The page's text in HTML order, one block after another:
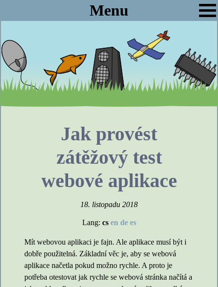
Menu
Jak provést
zátěžový test
webové aplikace
18. listopadu 2018
Lang: cs en de es
Mít webovou aplikaci je fajn. Ale aplikace musí být i
dobře použitelná. Základní věc je, aby se webová
aplikace načetla pokud možno rychle. A proto je
potřeba otestovat jak rychle se webová stránka načítá a